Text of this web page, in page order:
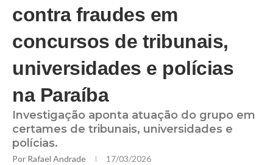
contra fraudes em
concursos de tribunais,
universidades e polícias
na Paraíba
Investigação aponta atuação do grupo em
certames de tribunais, universidades e
polícias.
Por Rafael Andrade 17/03/2026